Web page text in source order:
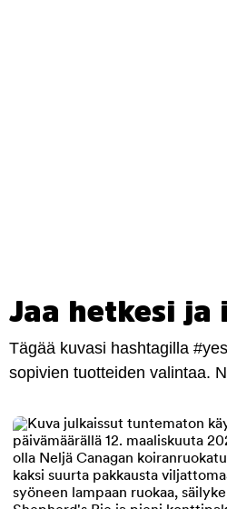
Jaa hetkesi ja
Tägää kuvasi hashtagilla
sopivien tuotteiden valintaa.